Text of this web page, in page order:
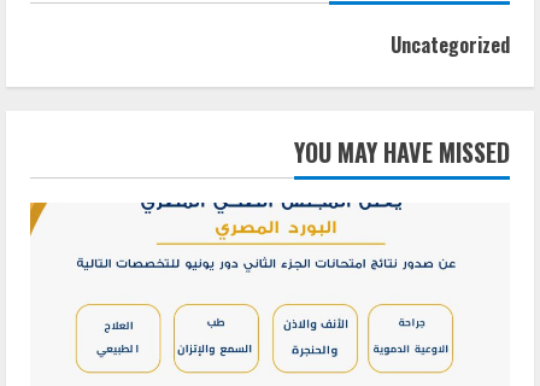
Uncategorized
YOU MAY HAVE MISSED